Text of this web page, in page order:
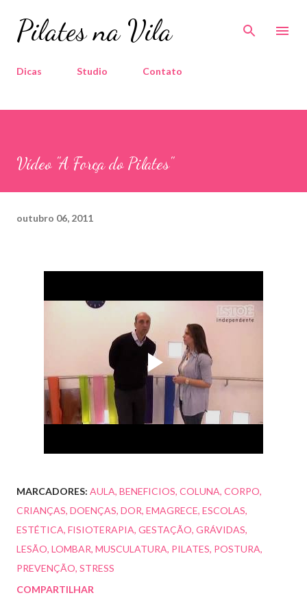
Pular para o conteúdo principal
Pilates na Vila
Dicas Studio Contato
Vídeo "A Força do Pilates"
outubro 06, 2011
MARCADORES: AULA BENEFICIOS COLUNA CORPO
CRIANÇAS DOENÇAS DOR EMAGRECE ESCOLAS
ESTÉTICA FISIOTERAPIA GESTAÇÃO GRÁVIDAS
LESÃO LOMBAR MUSCULATURA PILATES POSTURA
PREVENÇÃO STRESS
COMPARTILHAR